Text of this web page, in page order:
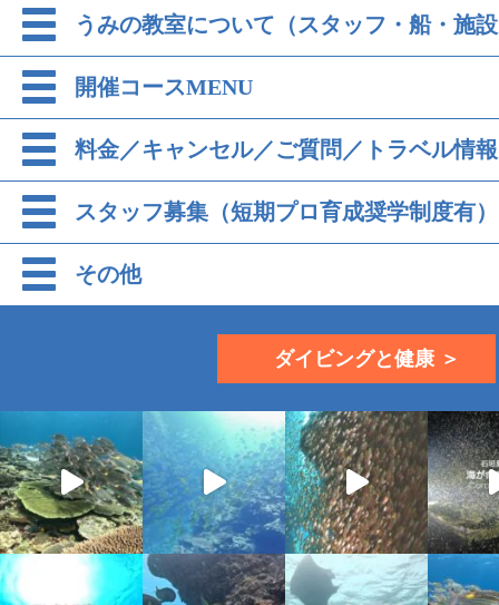
うみの教室について（スタッフ・船・施
開催コースMENU
料金／キャンセル／ご質問／トラベル情報
スタッフ募集（短期プロ育成奨学制度有）
その他
ダイビングと健康 ＞